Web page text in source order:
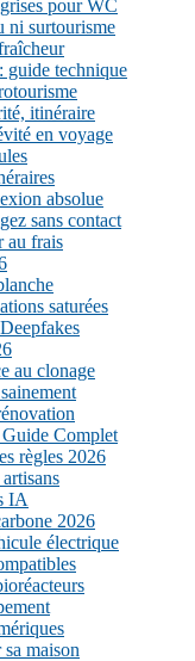
pour WC
ni surtourisme
guide technique
itinéraire
en voyage
absolue
sans contact
au frais
saturées
au clonage
Complet
règles 2026
IA
2026
électrique
maison